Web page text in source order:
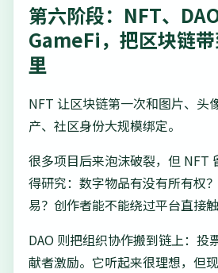
第六阶段：NFT、
GameFi，把区块链
里
NFT 让区块链第一次和图片、头
产、社区身份大规模绑定。
很多项目后来泡沫破裂，但 NFT
得研究：数字物品有没有所有权
易？创作者能不能绕过平台直接
DAO 则把组织协作搬到链上：投
献者激励。它听起来很理想，但